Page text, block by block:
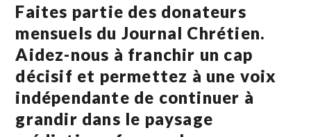
Faites partie des donateurs
mensuels du Journal Chrétien.
Aidez-nous à franchir un cap
décisif et permettez à une voix
indépendante de continuer à
grandir dans le paysage